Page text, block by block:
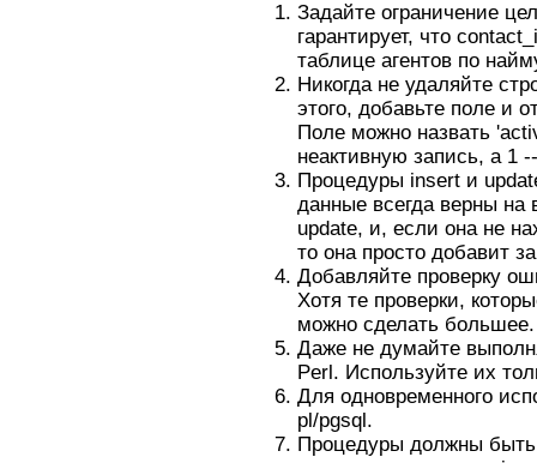
Задайте ограничение
гарантирует, что
таблице агентов по
Никогда не удаляйте
этого, добавьте поле и
Поле можно назвать
неактивную запись, а 1
Процедуры insert и
данные всегда верны на
update, и, если она не
то она просто добавит
Добавляйте проверку
Хотя те проверки,
можно сделать большее.
Даже не думайте
Perl. Используйте их
Для одновременного
pl/pgsql.
Процедуры должны